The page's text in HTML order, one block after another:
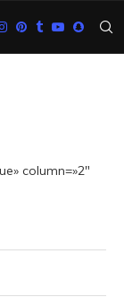
column=»2″